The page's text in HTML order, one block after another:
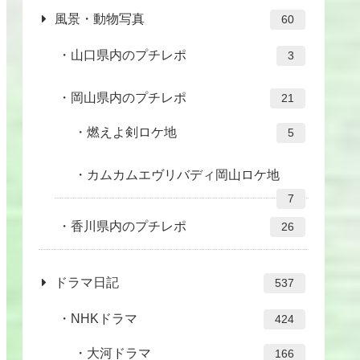
風景・動物写真 60
山口県内のプチレポ 3
岡山県内のプチレポ 21
燃えよ剣ロケ地 5
カムカムエヴリバディ岡山ロケ地
7
香川県内のプチレポ 26
ドラマ日記 537
NHKドラマ 424
大河ドラマ 166